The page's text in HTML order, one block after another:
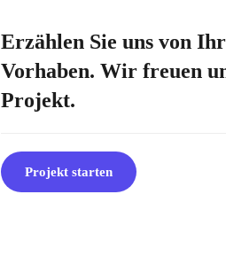
Erzählen Sie uns von
Vorhaben. Wir freuen
Projekt.
Projekt starten